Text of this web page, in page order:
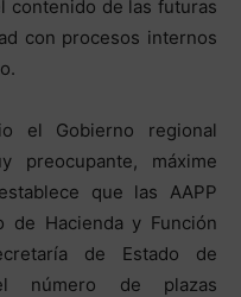
contenido de las futuras
con procesos internos
el Gobierno regional
preocupante, máxime
que las AAPP
de Hacienda y Función
de Estado de
número de plazas